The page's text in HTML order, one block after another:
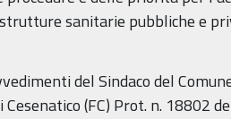
sanitarie pubbliche e
del Sindaco del
(FC) Prot. n. 18802